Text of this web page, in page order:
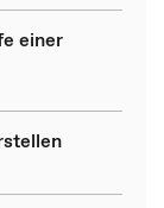
einer